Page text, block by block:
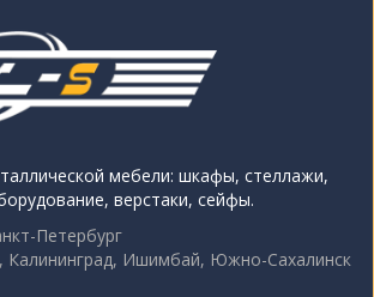
мебели: шкафы, стеллажи,
верстаки, сейфы.
Петербург
Калининград, Ишимбай, Южно-Сахалинск